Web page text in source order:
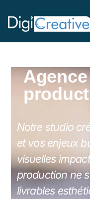
Notre studio
et vos enjeux
visuelles
production ne
livrables